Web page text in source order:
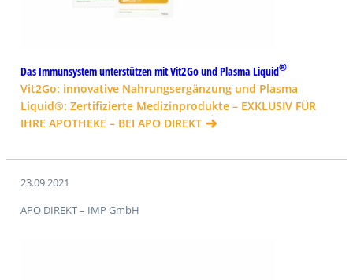
Das Immunsystem unterstützen mit Vit2Go und Plasma Liquid®
Vit2Go: innovative Nahrungsergänzung und Plasma
Liquid®: Zertifizierte Medizinprodukte – EXKLUSIV FÜR
IHRE APOTHEKE – BEI APO DIREKT
23.09.2021
APO DIREKT – IMP GmbH